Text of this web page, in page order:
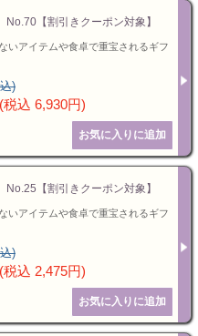
【割引きクーポン対象】
いアイテムや食卓で重宝されるギフ
)
込 6,930円)
【割引きクーポン対象】
いアイテムや食卓で重宝されるギフ
)
込 2,475円)